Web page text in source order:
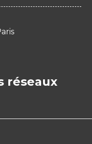
réseaux